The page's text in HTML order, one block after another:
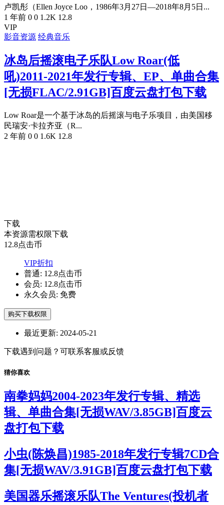
卢凯彤（Ellen Joyce Loo，1986年3月27日—2018年8月5日...
1 年前 0 0 1.2K 12.8
VIP
影音资源 经典音乐
冰岛后摇滚电子乐队Low Roar(低
吼)2011-2021年发行专辑、EP、单曲合集
[无损FLAC/2.91GB]百度云盘打包下载
Low Roar是一个基于冰岛的后摇滚与电子乐项目，由美国移
民瑞安·卡拉齐亚（R...
2 年前 0 0 1.6K 12.8
下载
本资源需权限下载
12.8点击币
VIP折扣
普通: 12.8点击币
会员: 12.8点击币
永久会员: 免费
购买下载权限
最近更新: 2024-05-21
下载遇到问题？可联系客服或反馈
猜你喜欢
南拳妈妈2004-2023年发行专辑、精选
辑、单曲合集[无损WAV/3.85GB]百度云
盘打包下载
小虫(陈焕昌)1985-2018年发行专辑7CD合
集[无损WAV/3.91GB]百度云盘打包下载
美国器乐摇滚乐队The Ventures(投机者